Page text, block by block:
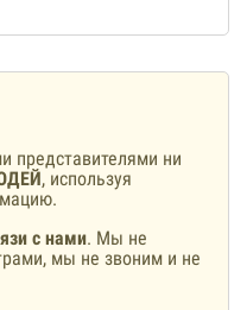
представителями ни
, используя
с нами. Мы не
мы не звоним и не